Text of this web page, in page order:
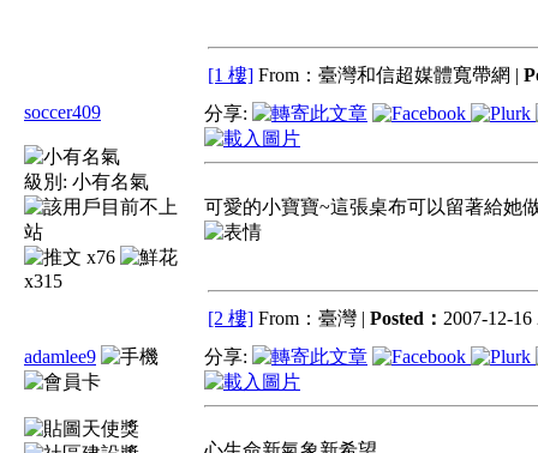
[1 樓] From：臺灣和信超媒體寬帶網 |
soccer409
級別: 小有名氣
x76
x315
分享:
可愛的小寶寶~這張桌布可以留著給她
[2 樓] From：臺灣 | Posted： 2007-12-16
adamlee9
分享: